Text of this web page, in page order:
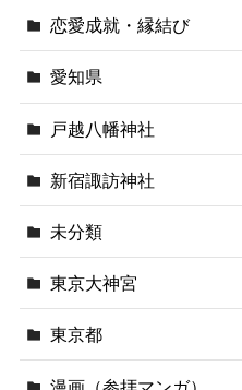
恋愛成就・縁結び
愛知県
戸越八幡神社
新宿諏訪神社
未分類
東京大神宮
東京都